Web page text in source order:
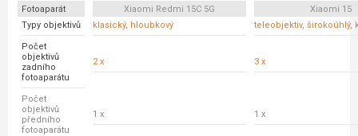
Fotoaparát Xiaomi Redmi 15C 5G
Xiaomi 15
Typy objektivů
klasický, hloubkový teleobjektiv, širokoúhlý,
Počet
objektivů
zadního
fotoaparátu
2 x 3 x
Počet
objektivů
předního
fotoaparátu
1 x 1 x